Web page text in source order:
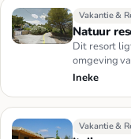
Vakantie &
Natuur
Dit resort
omgeving
uitzicht op
Ineke
Vakantie &